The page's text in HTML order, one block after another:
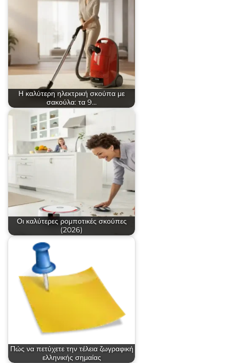
Η καλύτερη ηλεκτρική σκούπα με
σακούλα: τα 9…
Οι καλύτερες ρομποτικές σκούπες
(2026)
Πώς να πετύχετε την τέλεια ζωγραφική
ελληνικής σημαίας